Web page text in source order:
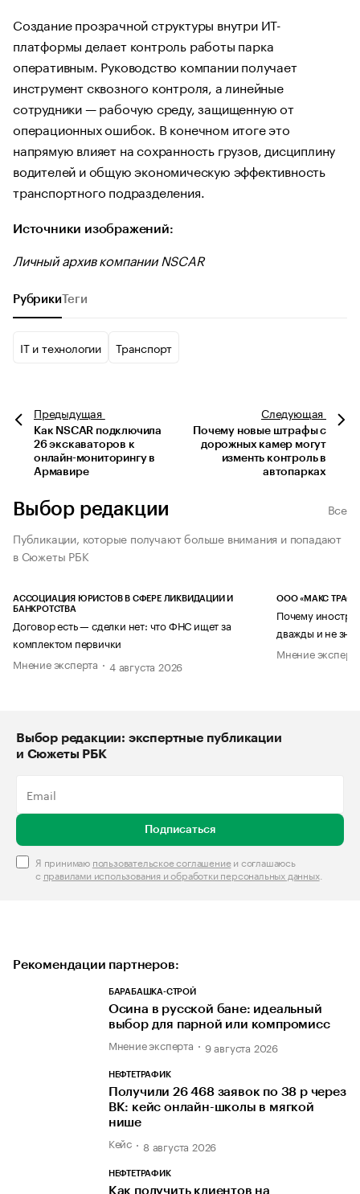
Создание прозрачной структуры внутри ИТ-
платформы делает контроль работы парка
оперативным. Руководство компании получает
инструмент сквозного контроля, а линейные
сотрудники — рабочую среду, защищенную от
операционных ошибок. В конечном итоге это
напрямую влияет на сохранность грузов, дисциплину
водителей и общую экономическую эффективность
транспортного подразделения.
Источники изображений:
Личный архив компании NSCAR
РубрикиТеги
IT и технологии Транспорт
Предыдущая
Как NSCAR подключила
26 экскаваторов к
онлайн-мониторингу в
Армавире
Следующая
Почему новые штрафы с
дорожных камер могут
изменть контроль в
автопарках
Выбор редакции
Все
Публикации, которые получают больше внимания и попадают
в Сюжеты РБК
АССОЦИАЦИЯ ЮРИСТОВ В СФЕРЕ ЛИКВИДАЦИИ И
БАНКРОТСТВА
Договор есть — сделки нет: что ФНС ищет за
комплектом первички
Мнение эксперта
4 августа 2026
ООО «МАКС ТРАСТ»
Почему
дважды и не
Мнение
Выбор редакции: экспертные публикации
и Сюжеты РБК
Подписаться
Я принимаю пользовательское соглашениеи соглашаюсь
с правилами использования и обработки персональных данных.
Рекомендации партнеров:
БАРАБАШКА-СТРОЙ
Осина в русской бане: идеальный
выбор для парной или компромисс
Мнение эксперта 9 августа 2026
НЕФТЕТРАФИК
Получили 26 468 заявок по 38 р через
ВК: кейс онлайн-школы в мягкой
нише
Кейс 8 августа 2026
НЕФТЕТРАФИК
Как получить клиентов на